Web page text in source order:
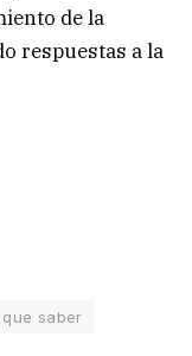
de la
respuestas a la
saber